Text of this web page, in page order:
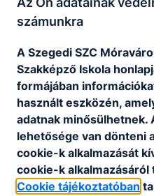
számunkra
A Szegedi SZC
Szakképző Iskola
formájában
használt eszközén,
adatnak minősülhetnek.
lehetősége van dönteni
cookie-k alkalmazását
cookie-k
Cookie tájékoztatóban